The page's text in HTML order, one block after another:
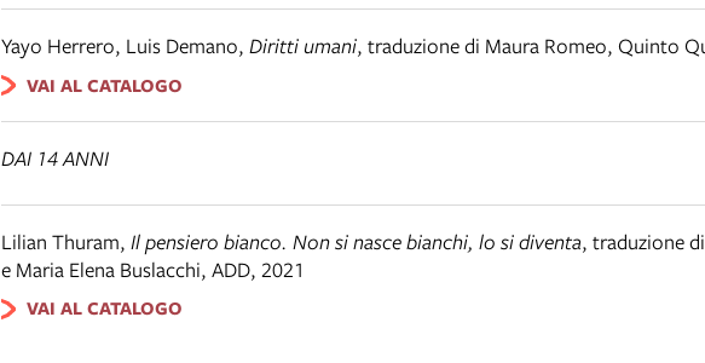
Yayo Herrero, Luis Demano, Diritti umani, traduzione di Maura Romeo, Quinto
VAI AL CATALOGO
DAI 14 ANNI
Lilian Thuram, Il pensiero bianco. Non si nasce bianchi, lo si diventa, traduzione
e Maria Elena Buslacchi, ADD, 2021
VAI AL CATALOGO